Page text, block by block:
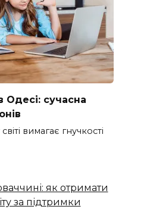
сучасна
вимагає гнучкості